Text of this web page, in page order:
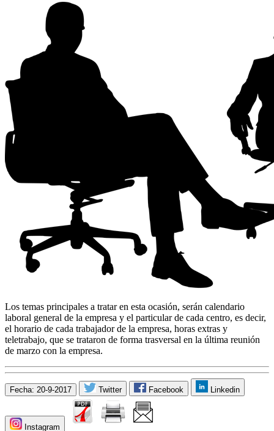
Los temas principales a tratar en esta ocasión, serán calendario
laboral general de la empresa y el particular de cada centro, es decir,
el horario de cada trabajador de la empresa, horas extras y
teletrabajo, que se trataron de forma trasversal en la última reunión
de marzo con la empresa.
Fecha: 20-9-2017 Twitter Facebook Linkedin
Instagram